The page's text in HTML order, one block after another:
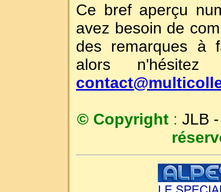
Ce bref aperçu
avez besoin de
des remarques à
alors
© Copyright : JLB